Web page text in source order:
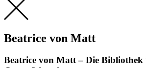
Beatrice von Matt
Beatrice von Matt – Die